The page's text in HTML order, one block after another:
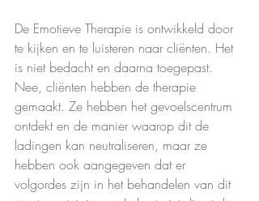
De Emotieve Therapie is ontwikkeld door
te kijken en te luisteren naar cliënten. Het
is niet bedacht en daarna toegepast.
Nee, cliënten hebben de therapie
gemaakt. Ze hebben het gevoelscentrum
ontdekt en de manier waarop dit de
ladingen kan neutraliseren, maar ze
hebben ook aangegeven dat er
volgordes zijn in het behandelen van dit